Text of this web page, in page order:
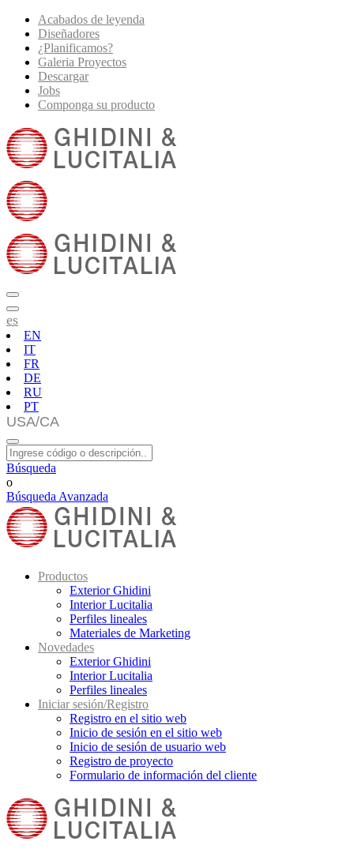
Acabados de leyenda
Diseñadores
¿Planificamos?
Galeria Proyectos
Descargar
Jobs
Componga su producto
es
EN
IT
FR
DE
RU
PT
Búsqueda
o
Búsqueda Avanzada
Productos
Exterior Ghidini
Interior Lucitalia
Perfiles lineales
Materiales de Marketing
Novedades
Exterior Ghidini
Interior Lucitalia
Perfiles lineales
Iniciar sesión/Registro
Registro en el sitio web
Inicio de sesión en el sitio web
Inicio de sesión de usuario web
Registro de proyecto
Formulario de información del cliente